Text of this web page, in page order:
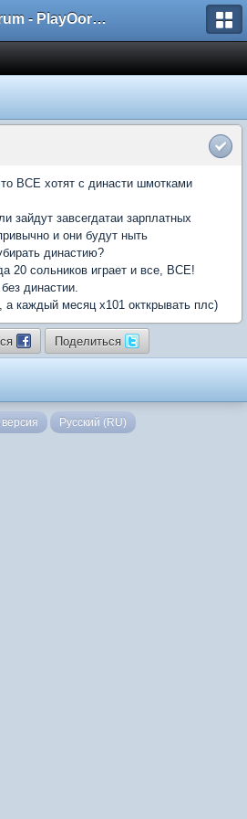
Forum - PlayOorbis.net
ВСЕ хотят с династи шмотками
зайдут завсегдатаи зарплатных
и они будут ныть
династию?
20 сольников играет и все, ВСЕ!
династии.
а каждый месяц х101 окткрывать плс)
Поделиться
Русский (RU)